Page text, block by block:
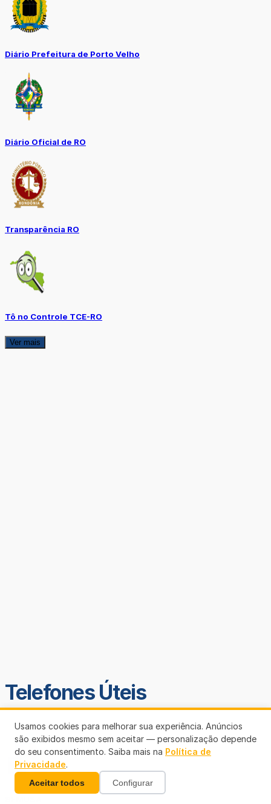
Diário Prefeitura de Porto Velho
Diário Oficial de RO
Transparência RO
Tô no Controle TCE-RO
Ver mais
Telefones Úteis
Usamos cookies para melhorar sua experiência. Anúncios
são exibidos mesmo sem aceitar — personalização depende
do seu consentimento. Saiba mais na Política de
Privacidade.
Aceitar todos Configurar